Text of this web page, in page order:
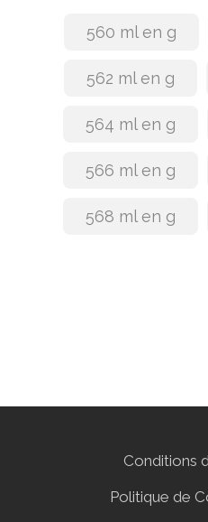
560 ml en g
562 ml en g
564 ml en g
566 ml en g
568 ml en g
Conditions
Politique de